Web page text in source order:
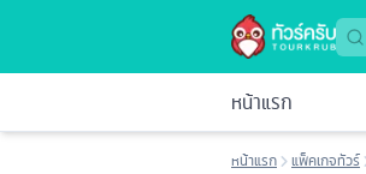
หน้าแรก
หน้าแรก แพ็คเกจทัวร์